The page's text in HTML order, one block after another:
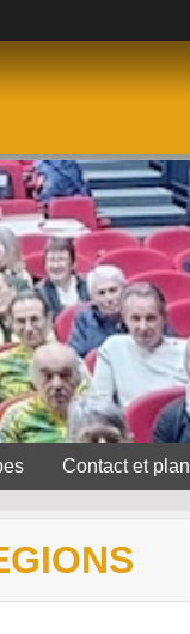
Contact et plan